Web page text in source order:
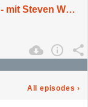
Herrgöttli Panaschiert #220 - mit Steven Wyss
All episodes ›